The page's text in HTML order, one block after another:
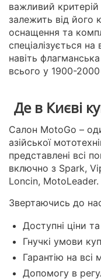
важливий критерій
залежить від його
оснащення та
спеціалізується
навіть
всього у 1900-
Де в Києві
Салон MotoGo –
азійської
представлені всі
включно з Spark,
Loncin, MotoLeader.
Звертаючись до
Доступні ціни
Гнучкі умови
Гарантію на всі
Допомогу в